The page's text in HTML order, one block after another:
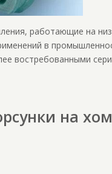
работающие на
в
востребованными
на